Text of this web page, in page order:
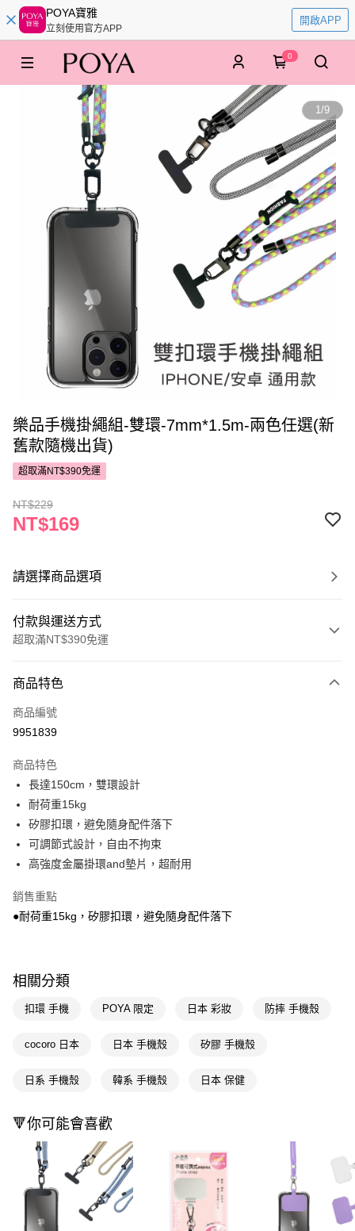
POYA寶雅
立刻使用官方APP
開啟APP
0
1/9
樂品手機掛繩組-雙環-7mm*1.5m-兩色任選(新
舊款隨機出貨)
超取滿NT$390免運
NT$229
NT$169
請選擇商品選項
付款與運送方式
超取滿NT$390免運
POYA支付
信用卡一次付款
LINE Pay
Apple Pay
街口支付
悠遊付
Google Pay
AFTEE先享後付是「在收到商品之後才付款」的支付方式。 讓您購物簡單
１．簡單：不需註冊會員、不需綁卡、不需儲值。
１．於結帳方式選擇「AFTEE先享後付」後，將跳轉至「AFTEE先享後付」
３．收到繳費通知簡訊後14天內，點擊此簡訊中的連結，可透過四大超商／
※ 請注意：結帳手續完成當下不需立刻繳費，但若您需要取消訂單，請聯絡
購買商品的店家。未經商家同意取消之訂單仍視為有效，需透過AFTEE先享
後付繳納相關費用。
※ 交易是否成功請以「AFTEE先享後付 」之結帳頁面顯示為準，若有關於
是否繳費成功／繳費後需取消欲退款等相關疑問，請聯繫「AFTEE先享後付
客戶支援中心」 https://netprotections.freshdesk.com/support/home
即享券
運送方式
全家取貨付款
每筆NT$65，滿NT$390(含以上)免運費
萊爾富取貨付款
每筆NT$65，滿NT$490(含以上)免運費
付款後萊爾富取貨
每筆NT$65，滿NT$490(含以上)免運費
商品特色
商品編號
9951839
商品特色
長達150cm，雙環設計
耐荷重15kg
矽膠扣環，避免隨身配件落下
可調節式設計，自由不拘束
高強度金屬掛環and墊片，超耐用
銷售重點
●耐荷重15kg，矽膠扣環，避免隨身配件落下
相關分類
扣環 手機 POYA 限定 日本 彩妝 防摔 手機殼
cocoro 日本 日本 手機殼 矽膠 手機殼
日系 手機殼 韓系 手機殼 日本 保健
🔻你可能會喜歡